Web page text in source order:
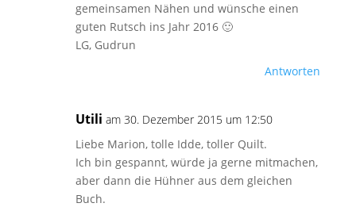
gemeinsamen Nähen und wünsche einen
guten Rutsch ins Jahr 2016 🙂
LG, Gudrun
Antworten
Utili am 30. Dezember 2015 um 12:50
Liebe Marion, tolle Idde, toller Quilt.
Ich bin gespannt, würde ja gerne mitmachen,
aber dann die Hühner aus dem gleichen
Buch.